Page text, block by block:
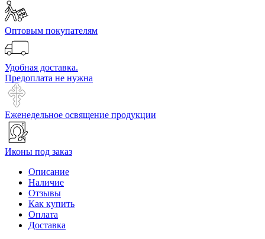
Оптовым покупателям
Удобная доставка.
Предоплата не нужна
Еженедельное освящение продукции
Иконы под заказ
Описание
Наличие
Отзывы
Как купить
Оплата
Доставка